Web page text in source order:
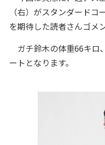
（右）がスタンダード
を期待した読者さんゴメ
ガチ鈴木の体重66キロ
ートとなります。